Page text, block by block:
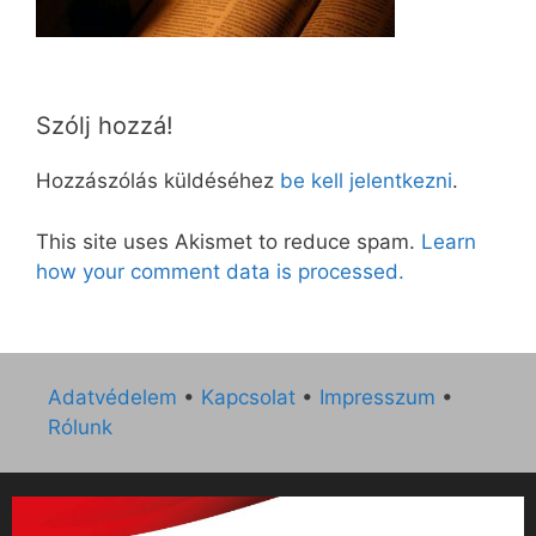
Szólj hozzá!
Hozzászólás küldéséhez be kell jelentkezni.
This site uses Akismet to reduce spam. Learn
how your comment data is processed.
Adatvédelem • Kapcsolat • Impresszum •
Rólunk